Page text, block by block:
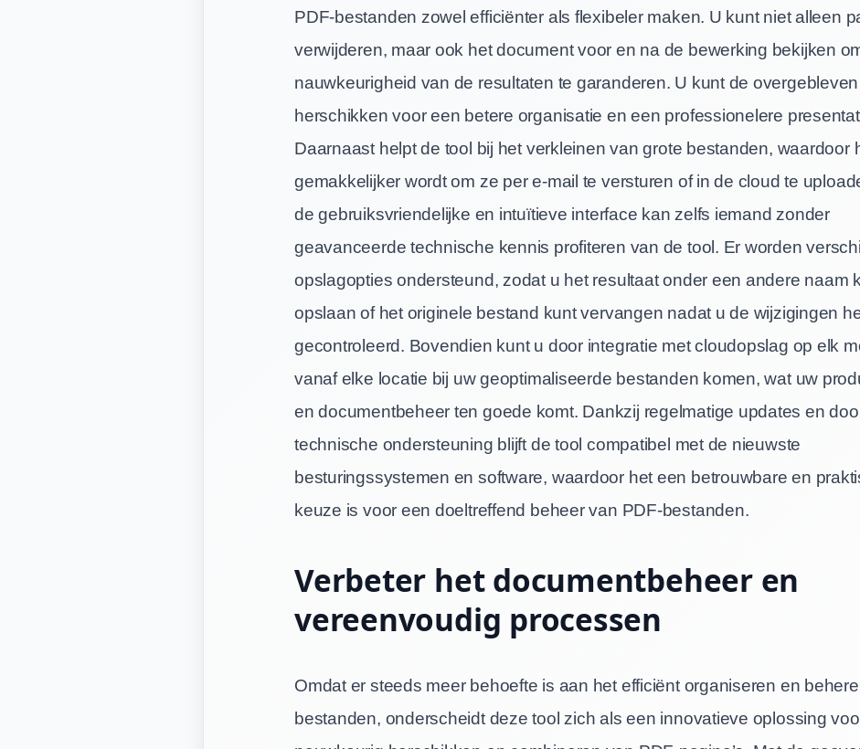
PDF-bestanden zowel efficiënter als flexibeler maken. U kunt niet alleen
verwijderen, maar ook het document voor en na de bewerking bekijken
nauwkeurigheid van de resultaten te garanderen. U kunt de overgebleven
herschikken voor een betere organisatie en een professionelere
Daarnaast helpt de tool bij het verkleinen van grote bestanden, waardoor
gemakkelijker wordt om ze per e-mail te versturen of in de cloud te
de gebruiksvriendelijke en intuïtieve interface kan zelfs iemand zonder
geavanceerde technische kennis profiteren van de tool. Er worden
opslagopties ondersteund, zodat u het resultaat onder een andere naam
opslaan of het originele bestand kunt vervangen nadat u de wijzigingen
gecontroleerd. Bovendien kunt u door integratie met cloudopslag op elk
vanaf elke locatie bij uw geoptimaliseerde bestanden komen, wat uw
en documentbeheer ten goede komt. Dankzij regelmatige updates en
technische ondersteuning blijft de tool compatibel met de nieuwste
besturingssystemen en software, waardoor het een betrouwbare en
keuze is voor een doeltreffend beheer van PDF-bestanden.
Verbeter het documentbeheer en
vereenvoudig processen
Omdat er steeds meer behoefte is aan het efficiënt organiseren en
bestanden, onderscheidt deze tool zich als een innovatieve oplossing